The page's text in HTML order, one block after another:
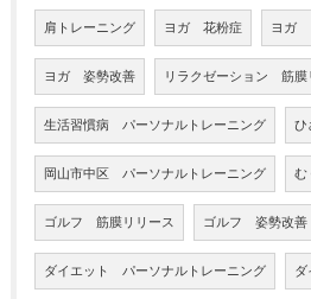
肩トレーニング ヨガ 花粉症 ヨガ
ヨガ 姿勢改善 リラクゼーション 筋膜
生活習慣病 パーソナルトレーニング ひ
岡山市中区 パーソナルトレーニング む
ゴルフ 筋膜リリース ゴルフ 姿勢改善
ダイエット パーソナルトレーニング